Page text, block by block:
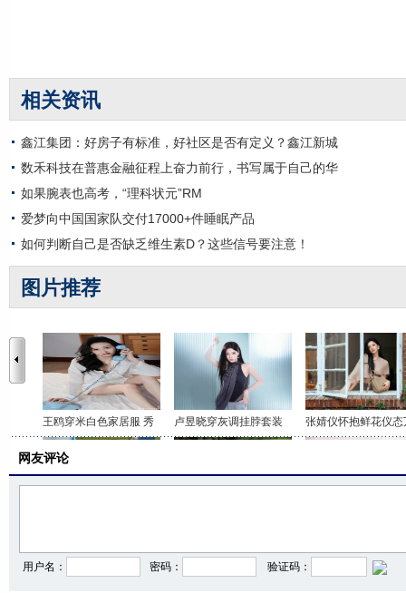
相关资讯
鑫江集团：好房子有标准，好社区是否有定义？鑫江新城
数禾科技在普惠金融征程上奋力前行，书写属于自己的华
如果腕表也高考，“理科状元”RM
爱梦向中国国家队交付17000+件睡眠产品
如何判断自己是否缺乏维生素D？这些信号要注意！
图片推荐
王鸥穿米白色家居服 秀 卢昱晓穿灰调挂脖套装 张婧仪怀抱鲜花仪态
网友评论
用户名： 密码： 验证码：